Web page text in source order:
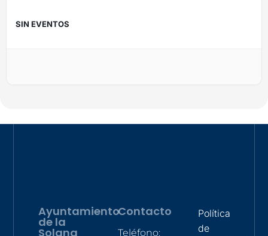
SIN EVENTOS
Ayuntamiento
de la
Solana
Contacto
Teléfono:
Política
de